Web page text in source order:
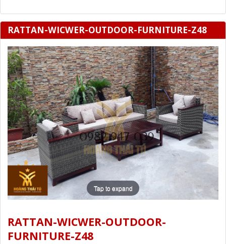
RATTAN-WICWER-OUTDOOR-FURNITURE-Z48
Tap to expand
RATTAN-WICWER-OUTDOOR-
FURNITURE-Z48